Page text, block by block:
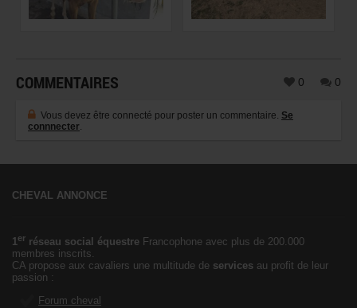
COMMENTAIRES 0 0
Vous devez être connecté pour poster un commentaire. Se
connnecter.
CHEVAL ANNONCE
1er réseau social équestre Francophone avec plus de 200.000
membres inscrits.
CA propose aux cavaliers une multitude de services au profit de leur
passion :
Forum cheval